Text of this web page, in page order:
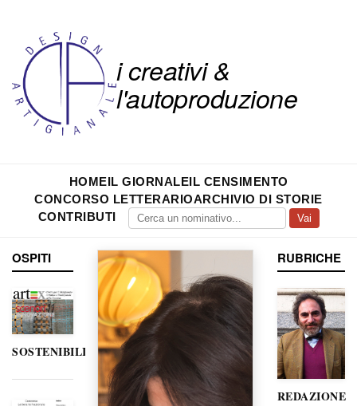
i creativi &
l'autoproduzione
HOMEIL GIORNALEIL CENSIMENTO
CONCORSO LETTERARIOARCHIVIO DI STORIE
CONTRIBUTI
Vai
OSPITI
SOSTENIBILITÀ
RUBRICHE
REDAZIONE